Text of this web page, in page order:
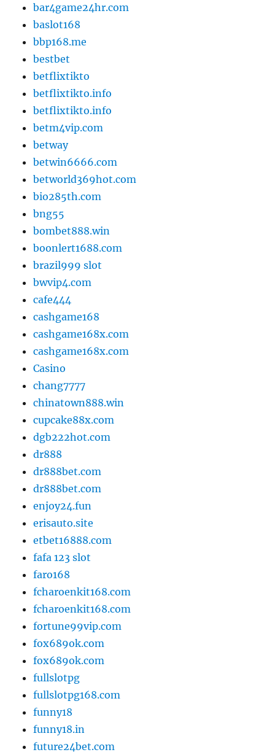
bar4game24hr.com
baslot168
bbp168.me
bestbet
betflixtikto
betflixtikto.info
betflixtikto.info
betm4vip.com
betway
betwin6666.com
betworld369hot.com
bio285th.com
bng55
bombet888.win
boonlert1688.com
brazil999 slot
bwvip4.com
cafe444
cashgame168
cashgame168x.com
cashgame168x.com
Casino
chang7777
chinatown888.win
cupcake88x.com
dgb222hot.com
dr888
dr888bet.com
dr888bet.com
enjoy24.fun
erisauto.site
etbet16888.com
fafa 123 slot
faro168
fcharoenkit168.com
fcharoenkit168.com
fortune99vip.com
fox689ok.com
fox689ok.com
fullslotpg
fullslotpg168.com
funny18
funny18.in
future24bet.com